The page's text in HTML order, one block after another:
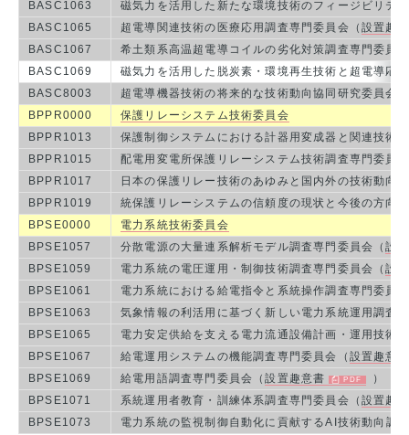
BASC1063
磁気力を活用した新たな環境技術のフィージビリテ
BASC1065
超電導関連技術の医療応用調査専門委員会（ 設置趣
BASC1067
希土類系高温超電導コイルの劣化対策調査専門委員
BASC1069
磁気力を活用した脱炭素・環境再生技術と超電導応
BASC8003
超電導機器技術の将来的な技術動向協同研究委員会（
BPPR0000
保護リレーシステム技術委員会
BPPR1013
保護制御システムにおける計器用変成器と関連技術
BPPR1015
配電用変電所保護リレーシステム技術調査専門委員
BPPR1017
日本の保護リレー技術のあゆみと国内外の技術動向
BPPR1019
統保護リレーシステムの信頼度の現状と今後の方向
BPSE0000
電力系統技術委員会
BPSE1057
分散電源の大量連系解析モデル調査専門委員会（設
BPSE1059
電力系統の電圧運用・制御技術調査専門委員会（設
BPSE1061
電力系統における給電指令と系統操作調査専門委員
BPSE1063
気象情報の利活用に基づく新しい電力系統運用調査
BPSE1065
電力安定供給を支える電力流通設備計画・運用技術
BPSE1067
給電運用システムの機能調査専門委員会（ 設置趣意書
BPSE1069
給電用語調査専門委員会（設置趣意書
）
BPSE1071
系統運用者教育・訓練体系調査専門委員会（ 設置趣
BPSE1073
電力系統の監視制御自動化に貢献するAI技術動向調